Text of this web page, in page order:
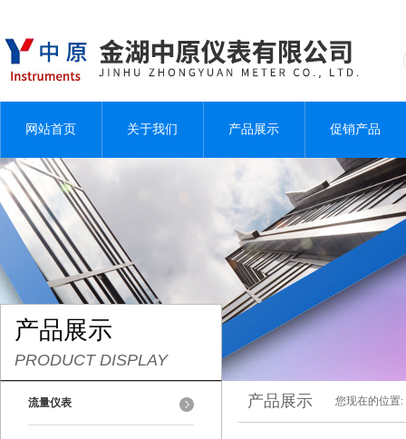
网站首页 关于我们 产品展示 促销产品
产品展示
PRODUCT DISPLAY
流量仪表 产品展示 您现在的位置: